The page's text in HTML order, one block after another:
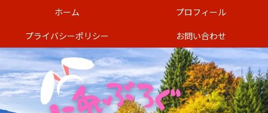
ホーム
プロフィール
プライバシーポリシー
お問い合わせ